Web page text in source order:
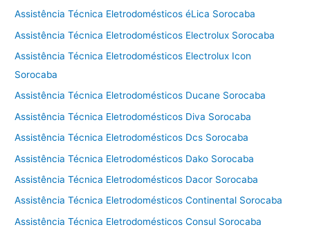
Assistência Técnica Eletrodomésticos éLica Sorocaba
Assistência Técnica Eletrodomésticos Electrolux Sorocaba
Assistência Técnica Eletrodomésticos Electrolux Icon
Sorocaba
Assistência Técnica Eletrodomésticos Ducane Sorocaba
Assistência Técnica Eletrodomésticos Diva Sorocaba
Assistência Técnica Eletrodomésticos Dcs Sorocaba
Assistência Técnica Eletrodomésticos Dako Sorocaba
Assistência Técnica Eletrodomésticos Dacor Sorocaba
Assistência Técnica Eletrodomésticos Continental Sorocaba
Assistência Técnica Eletrodomésticos Consul Sorocaba